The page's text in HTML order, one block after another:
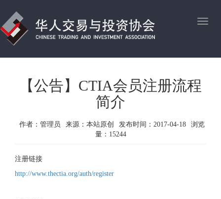
CTIA
【公告】CTIA会员注册流程
简介
作者： 管理员 来源： 本站原创 发布时间： 2017-04-18
浏览
量： 15244
注册链接
http://www.thectia.org/auth/register